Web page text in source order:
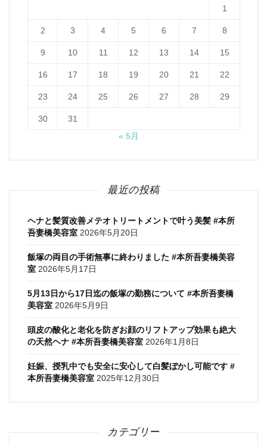
1
2 3 4 5 6 7 8
9 10 11 12 13 14 15
16 17 18 19 20 21 22
23 24 25 26 27 28 29
30
31
« 5月
最近の投稿
ヘナと髪質改善メテオトリートメントで叶う美髪 #本所
吾妻橋美容室 2026年5月20日
飯塚の両目の手術無事に終わりました #本所吾妻橋美容
室 2026年5月17日
5月13日から17日迄の飯塚の勤務について #本所吾妻橋
美容室 2026年5月9日
頭皮の酸化と老化を防ぎお顔のリフトアップ効果も絶大
の天然ヘナ #本所吾妻橋美容室 2026年1月8日
妊娠、授乳中でも安全に安心して白髪ぼかし可能です #
本所吾妻橋美容室 2025年12月30日
カテゴリー